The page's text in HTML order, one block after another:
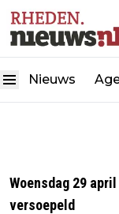
Nieuws
Woensdag 29
versoepeld